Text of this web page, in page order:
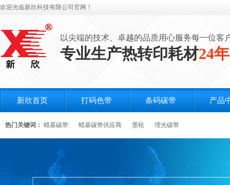
欢迎光临新欣科技有限公司官网！
以尖端的技术、卓越的品质用心服务每一位客
专业生产热转印耗材24年
新欣首页 打码色带 条码碳带 产品
热门关键词： 蜡基碳带 蜡基碳带供应商 墨轮 理光碳带